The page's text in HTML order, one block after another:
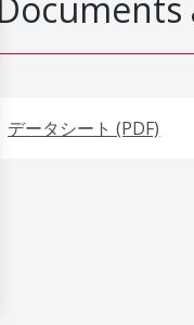
Documents
データシート (PDF)